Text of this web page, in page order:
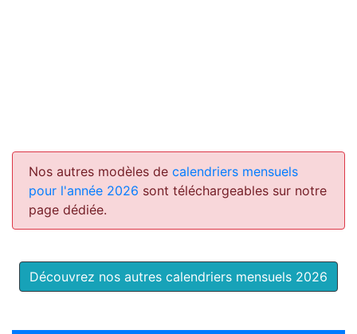
Nos autres modèles de calendriers mensuels
pour l'année 2026 sont téléchargeables sur notre
page dédiée.
Découvrez nos autres calendriers mensuels 2026